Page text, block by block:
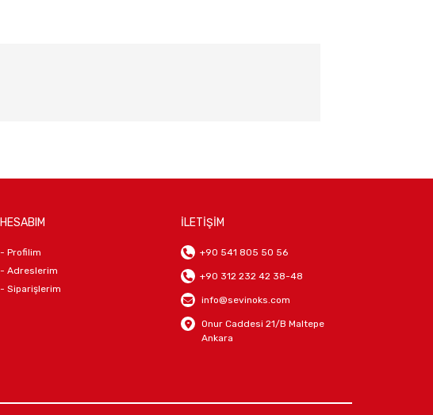
HESABIM
- Profilim
- Adreslerim
- Siparişlerim
İLETİŞİM
+90 541 805 50 56
+90 312 232 42 38-48
info@sevinoks.com
Onur Caddesi 21/B Maltepe
Ankara